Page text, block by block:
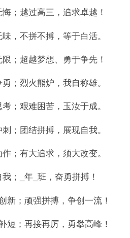
；越过高三，追求卓越！
，不拼不搏，等于白活。
；超越梦想、勇于争先！
；烈火熊炉，我自称雄。
；艰难困苦，玉汝于成。
；团结拼搏，展现自我。
；有大追求，须大改变。
；_年_班，奋勇拼搏！
新；顽强拼搏，争创一流！
短；再接再厉，勇攀高峰！